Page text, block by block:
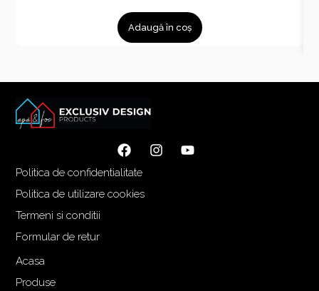
Adaugă în coș
Politica de confidentialitate
Politica de utilizare cookies
Termeni si conditii
Formular de retur
Acasa
Produse